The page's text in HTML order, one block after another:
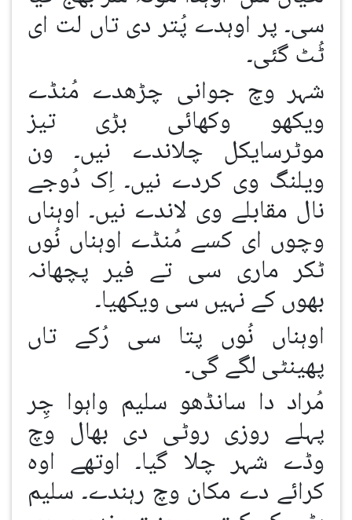
سی۔ پر اوہدے پُتر دی تاں لت ای
ٹُٹ گئی۔
شہر وچ جوانی چڑھدے مُنڈے
ویکھو وکھائی بڑی تیز
موٹرسایکل چلاندے نیں۔ ون
ویلنگ وی کردے نیں۔ اِک دُوجے
نال مقابلے وی لاندے نیں۔ اوہناں
وچوں ای کسے مُنڈے اوہناں نُوں
ٹکر ماری سی تے فیر پچھانہ
بھوں کے نہیں سی ویکھیا۔
اوہناں نُوں پتا سی رُکے تاں
پھینٹی لگے گی۔
مُراد دا سانڈھو سلیم واہوا چِر
پہلے روزی روٹی دی بھال وچ
وڈے شہر چلا گیا۔ اوتھے اوہ
کرائے دے مکان وچ رہندے۔ سلیم